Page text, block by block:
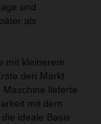
und
als
mit kleinerem
den Markt
lieferte
mit dem
ideale Basis